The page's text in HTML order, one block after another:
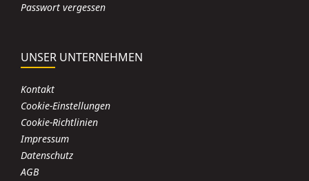
Passwort vergessen
UNSER UNTERNEHMEN
Kontakt
Cookie-Einstellungen
Cookie-Richtlinien
Impressum
Datenschutz
AGB